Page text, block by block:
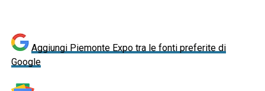
Aggiungi Piemonte Expo tra le fonti preferite di
Google